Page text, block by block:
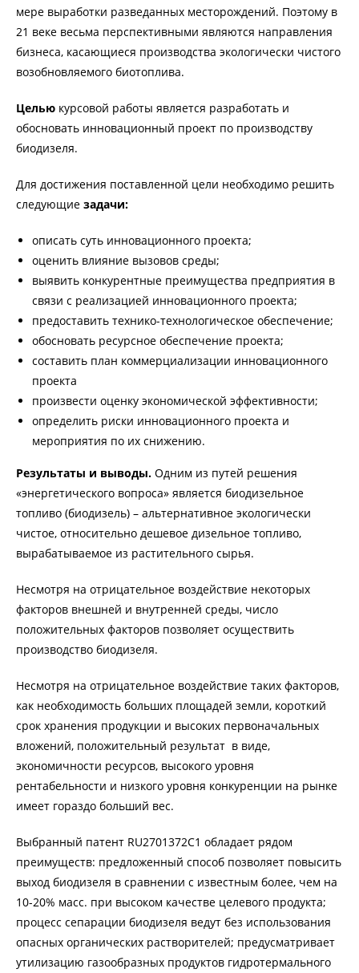
мере выработки разведанных месторождений. Поэтому в
21 веке весьма перспективными являются направления
бизнеса, касающиеся производства экологически чистого
возобновляемого биотоплива.
Целью курсовой работы является разработать и
обосновать инновационный проект по производству
биодизеля.
Для достижения поставленной цели необходимо решить
следующие задачи:
описать суть инновационного проекта;
оценить влияние вызовов среды;
выявить конкурентные преимущества предприятия в
связи с реализацией инновационного проекта;
предоставить технико-технологическое обеспечение;
обосновать ресурсное обеспечение проекта;
составить план коммерциализации инновационного
проекта
произвести оценку экономической эффективности;
определить риски инновационного проекта и
мероприятия по их снижению.
Результаты и выводы. Одним из путей решения
«энергетического вопроса» является биодизельное
топливо (биодизель) – альтернативное экологически
чистое, относительно дешевое дизельное топливо,
вырабатываемое из растительного сырья.
Несмотря на отрицательное воздействие некоторых
факторов внешней и внутренней среды, число
положительных факторов позволяет осуществить
производство биодизеля.
Несмотря на отрицательное воздействие таких факторов,
как необходимость больших площадей земли, короткий
срок хранения продукции и высоких первоначальных
вложений, положительный результат в виде,
экономичности ресурсов, высокого уровня
рентабельности и низкого уровня конкуренции на рынке
имеет гораздо больший вес.
Выбранный патент RU2701372C1 обладает рядом
преимуществ: предложенный способ позволяет повысить
выход биодизеля в сравнении с известным более, чем на
10-20% масс. при высоком качестве целевого продукта;
процесс сепарации биодизеля ведут без использования
опасных органических растворителей; предусматривает
утилизацию газообразных продуктов гидротермального